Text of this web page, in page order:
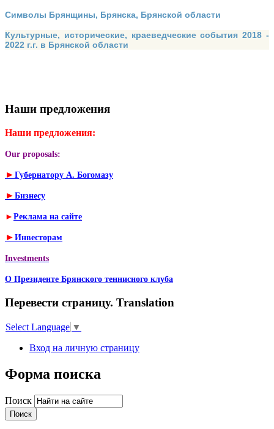
Символы Брянщины, Брянска, Брянской области
Культурные, исторические, краеведческие события 2018 -
2022 г.г. в Брянской области
Наши предложения
Наши предложения:
Our proposals:
► Губернатору А. Богомазу
► Бизнесу
► Реклама на сайте
► Инвесторам
Investments
О Президенте Брянского теннисного клуба
Перевести страницу. Translation
Select Language ▼
Вход на личную страницу
Форма поиска
Поиск